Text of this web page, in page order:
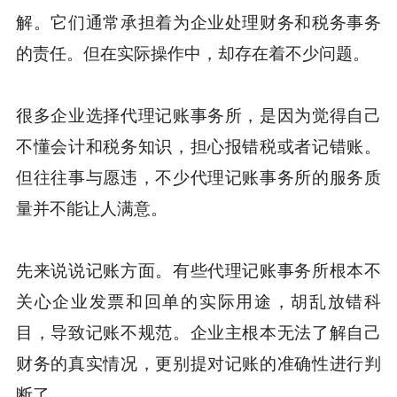
解。它们通常承担着为企业处理财务和税务事务
的责任。但在实际操作中，却存在着不少问题。
很多企业选择代理记账事务所，是因为觉得自己
不懂会计和税务知识，担心报错税或者记错账。
但往往事与愿违，不少代理记账事务所的服务质
量并不能让人满意。
先来说说记账方面。有些代理记账事务所根本不
关心企业发票和回单的实际用途，胡乱放错科
目，导致记账不规范。企业主根本无法了解自己
财务的真实情况，更别提对记账的准确性进行判